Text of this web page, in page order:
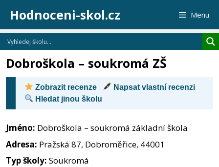
obsah
Hodnoceni-skol.cz Menu
Dobroškola – soukromá ZŠ
Zobrazit recenze
Napsat vlastní recenzi
Hledat jinou školu
Jméno: Dobroškola – soukromá základní škola
Adresa: Pražská 87, Dobroměřice, 44001
Typ školy: Soukromá